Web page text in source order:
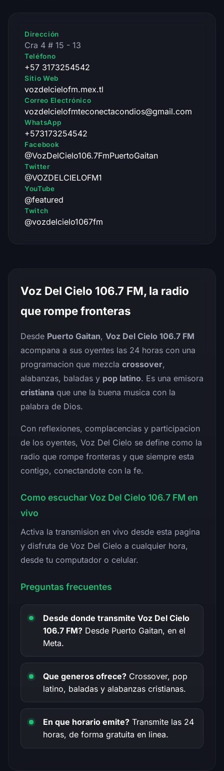
Dirección
Cra 4 # 15 - 13
Teléfono
+57 3173254542
Sitio Web
vozdelcielofm.mex.tl
Correo Electrónico
vozdelcielofmteconectacondios@gmail.com
WhatsApp
+573173254542
Facebook
@VozDelCielo106.7FmPuertoGaitan
Twitter
@VOZDELCIELOFM1
YouTube
@featured
Twitch
@vozdelcielo1067fm
Voz Del Cielo 106.7 FM, la radio
que rompe fronteras
Desde Puerto Gaitan, Voz Del Cielo 106.7 FM
acompana a sus oyentes las 24 horas con una
programacion que mezcla crossover,
alabanzas, baladas y pop latino. Es una emisora
cristiana que une la buena musica con la
palabra de Dios.
Con reflexiones, complacencias y participacion
de los oyentes, Voz Del Cielo se define como la
radio que rompe fronteras y que siempre esta
contigo, conectandote con la fe.
Como escuchar Voz Del Cielo 106.7 FM en
vivo
Activa la transmision en vivo desde esta pagina
y disfruta de Voz Del Cielo a cualquier hora,
desde tu computador o celular.
Preguntas frecuentes
Desde donde transmite Voz Del Cielo
106.7 FM? Desde Puerto Gaitan, en el
Meta.
Que generos ofrece? Crossover, pop
latino, baladas y alabanzas cristianas.
En que horario emite? Transmite las 24
horas, de forma gratuita en linea.